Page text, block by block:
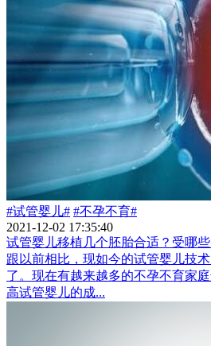
#试管婴儿# #不孕不育#
2021-12-02 17:35:40
试管婴儿移植几个胚胎合适？受哪
跟以前相比，现如今的试管婴儿技
了。现在有越来越多的不孕不育家
高试管婴儿的成...